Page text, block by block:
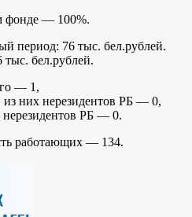
фонде — 100%.
период: 76 тыс. бел.рублей.
бел.рублей.
— 1,
них нерезидентов РБ — 0,
РБ — 0.
работающих — 134.